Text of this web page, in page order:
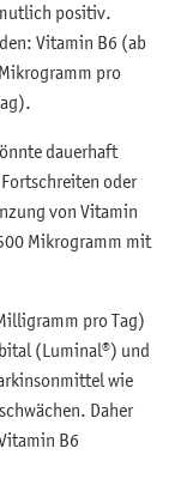
positiv.
Vitamin B6 (ab
pro
dauerhaft
oder
von Vitamin
Mikrogramm mit
pro Tag)
(Luminal®) und
wie
Daher
B6